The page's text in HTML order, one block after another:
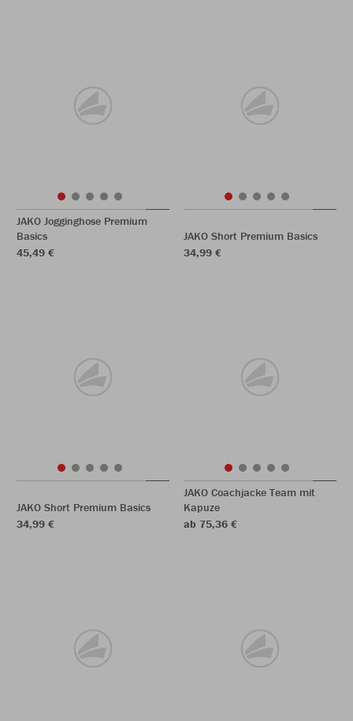
JAKO Jogginghose Premium
Basics
45,49 €
JAKO Short Premium Basics
34,99 €
JAKO Short Premium Basics
34,99 €
JAKO Coachjacke Team mit
Kapuze
ab 75,36 €